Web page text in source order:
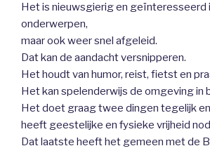
Het is nieuwsgierig en geïnteresseerd
onderwerpen,
maar ook weer snel afgeleid.
Dat kan de aandacht versnipperen.
Het houdt van humor, reist, fietst en
Het kan spelenderwijs de omgeving in
Het doet graag twee dingen tegelijk en
heeft geestelijke en fysieke vrijheid
Dat laatste heeft het gemeen met de